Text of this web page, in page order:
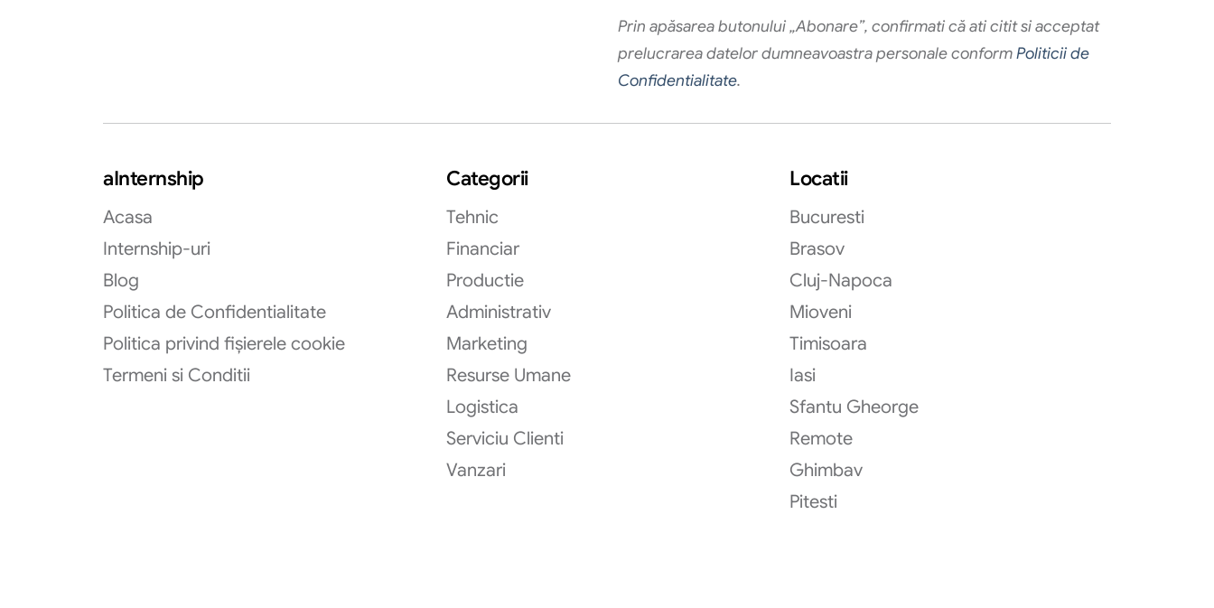
Prin apăsarea butonului „Abonare”, confirmati că ati citit si acceptat
prelucrarea datelor dumneavoastra personale conformPoliticii de
Confidentialitate.
aInternship
Acasa
Internship-uri
Blog
Politica de Confidentialitate
Politica privind fișierele cookie
Termeni si Conditii
Categorii
Tehnic
Financiar
Productie
Administrativ
Marketing
Resurse Umane
Logistica
Serviciu Clienti
Vanzari
Locatii
Bucuresti
Brasov
Cluj-Napoca
Mioveni
Timisoara
Iasi
Sfantu Gheorge
Remote
Ghimbav
Pitesti